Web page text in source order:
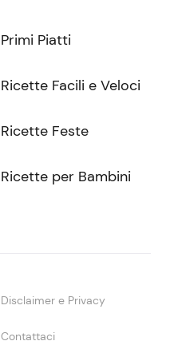
Primi Piatti
Ricette Facili e Veloci
Ricette Feste
Ricette per Bambini
Disclaimer e Privacy
Contattaci